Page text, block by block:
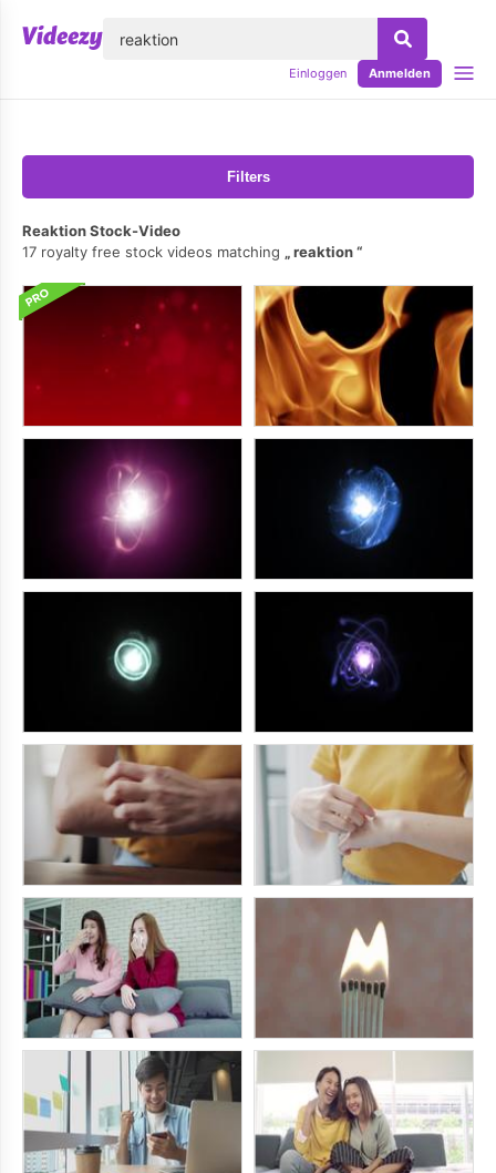
Einloggen Anmelden
Filters
Reaktion Stock-Video
17 royalty free stock videos matching
reaktion